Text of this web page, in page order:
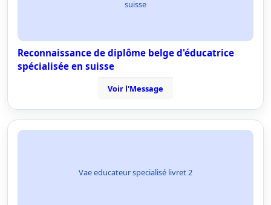
suisse
Reconnaissance de diplôme belge d'éducatrice
spécialisée en suisse
Voir l'Message
Vae educateur specialisé livret 2